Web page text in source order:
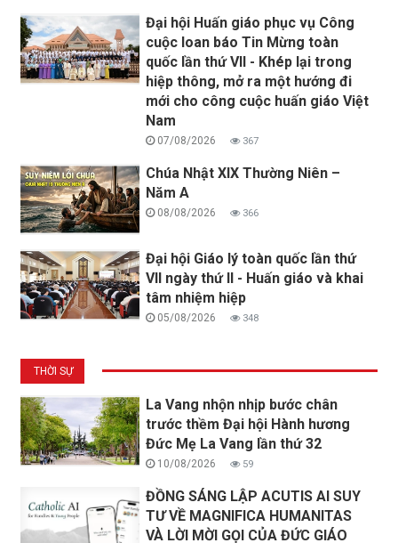
Đại hội Huấn giáo phục vụ Công
cuộc loan báo Tin Mừng toàn
quốc lần thứ VII - Khép lại trong
hiệp thông, mở ra một hướng đi
mới cho công cuộc huấn giáo Việt
Nam
07/08/2026 367
Chúa Nhật XIX Thường Niên –
Năm A
08/08/2026 366
Đại hội Giáo lý toàn quốc lần thứ
VII ngày thứ II - Huấn giáo và khai
tâm nhiệm hiệp
05/08/2026 348
THỜI SỰ
La Vang nhộn nhịp bước chân
trước thềm Đại hội Hành hương
Đức Mẹ La Vang lần thứ 32
10/08/2026 59
ĐỒNG SÁNG LẬP ACUTIS AI SUY
TƯ VỀ MAGNIFICA HUMANITAS
VÀ LỜI MỜI GỌI CỦA ĐỨC GIÁO